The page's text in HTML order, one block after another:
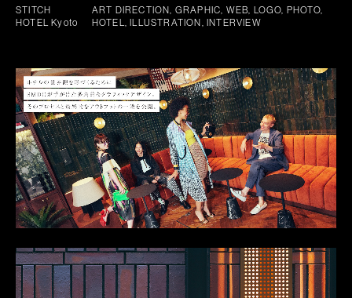
STITCH
HOTEL Kyoto
ART DIRECTION, GRAPHIC, WEB, LOGO, PHOTO,
HOTEL, ILLUSTRATION, INTERVIEW